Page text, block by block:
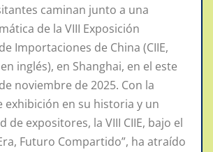
caminan junto a una
de la VIII Exposición
Importaciones de China (CIIE,
inglés), en Shanghai, en el este
noviembre de 2025. Con la
exhibición en su historia y un
de expositores, la VIII CIIE, bajo el
Futuro Compartido”, ha atraído